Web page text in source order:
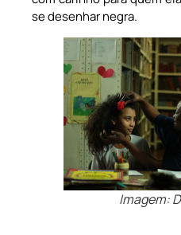
se desenhar negra.
Imagem: